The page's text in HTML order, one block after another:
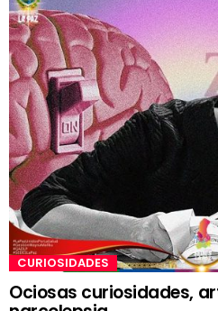
CURIOSIDADES
Ociosas curiosidades,